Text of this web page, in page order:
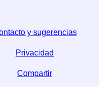
y sugerencias
Privacidad
Compartir